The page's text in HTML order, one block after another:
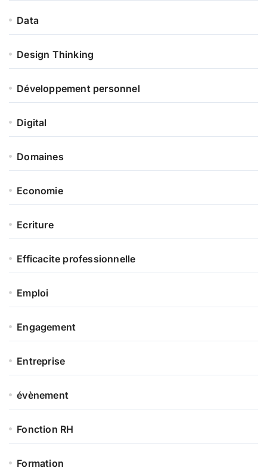
Data
Design Thinking
Développement personnel
Digital
Domaines
Economie
Ecriture
Efficacite professionnelle
Emploi
Engagement
Entreprise
évènement
Fonction RH
Formation